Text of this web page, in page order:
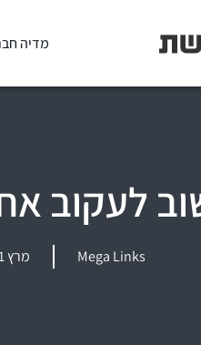
מדיה
לעקוב
Mega Links מרץ 31, 2021